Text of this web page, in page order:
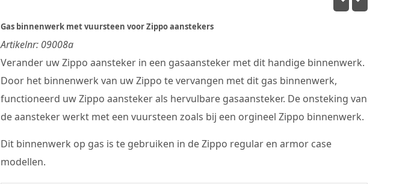
Gas binnenwerk met vuursteen voor Zippo aanstekers
Artikelnr: 09008a
Verander uw Zippo aansteker in een gasaansteker met dit handige binnenwerk.
Door het binnenwerk van uw Zippo te vervangen met dit gas binnenwerk,
functioneerd uw Zippo aansteker als hervulbare gasaansteker. De onsteking van
de aansteker werkt met een vuursteen zoals bij een orgineel Zippo binnenwerk.
Dit binnenwerk op gas is te gebruiken in de Zippo regular en armor case
modellen.